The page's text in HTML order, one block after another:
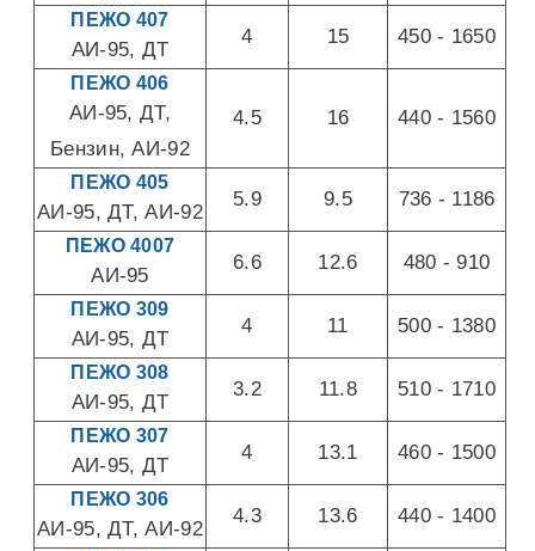
ПЕЖО 407
АИ-95, ДТ
4 15 450 - 1650
ПЕЖО 406
АИ-95, ДТ,
Бензин, АИ-92
4.5 16 440 - 1560
ПЕЖО 405
АИ-95, ДТ, АИ-92
5.9 9.5 736 - 1186
ПЕЖО 4007
АИ-95
6.6 12.6 480 - 910
ПЕЖО 309
АИ-95, ДТ
4 11 500 - 1380
ПЕЖО 308
АИ-95, ДТ
3.2 11.8 510 - 1710
ПЕЖО 307
АИ-95, ДТ
4 13.1 460 - 1500
ПЕЖО 306
АИ-95, ДТ, АИ-92
4.3 13.6 440 - 1400